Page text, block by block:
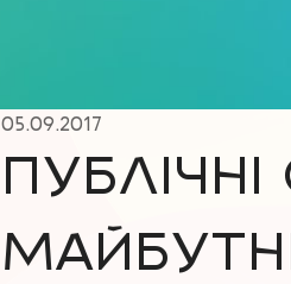
05.09.2017